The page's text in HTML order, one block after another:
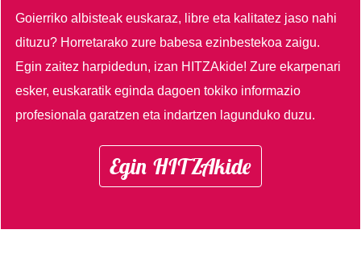
Goierriko albisteak euskaraz, libre eta kalitatez jaso nahi
dituzu? Horretarako zure babesa ezinbestekoa zaigu.
Egin zaitez harpidedun, izan HITZAkide!Zure ekarpenari
esker, euskaratik eginda dagoen tokiko informazio
profesionala garatzen eta indartzen lagunduko duzu.
Egin HITZAkide